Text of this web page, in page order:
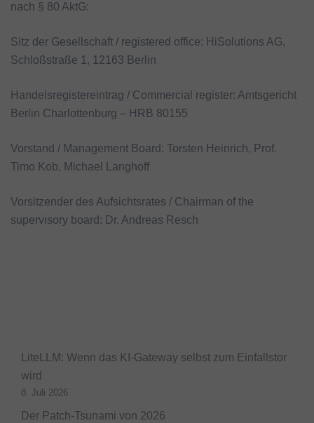
nach § 80 AktG:
Sitz der Gesellschaft / registered office: HiSolutions AG,
Schloßstraße 1, 12163 Berlin
Handelsregistereintrag / Commercial register: Amtsgericht
Berlin Charlottenburg – HRB 80155
Vorstand / Management Board: Torsten Heinrich, Prof.
Timo Kob, Michael Langhoff
Vorsitzender des Aufsichtsrates / Chairman of the
supervisory board: Dr. Andreas Resch
LiteLLM: Wenn das KI-Gateway selbst zum Einfallstor
wird
8. Juli 2026
Der Patch-Tsunami von 2026